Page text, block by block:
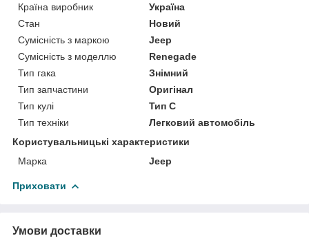
Країна виробник
Україна
Стан
Новий
Сумісність з маркою
Jeep
Сумісність з моделлю
Renegade
Тип гака
Знімний
Тип запчастини
Оригінал
Тип кулі
Тип C
Тип техніки
Легковий автомобіль
Користувальницькі характеристики
Марка
Jeep
Приховати
Умови доставки